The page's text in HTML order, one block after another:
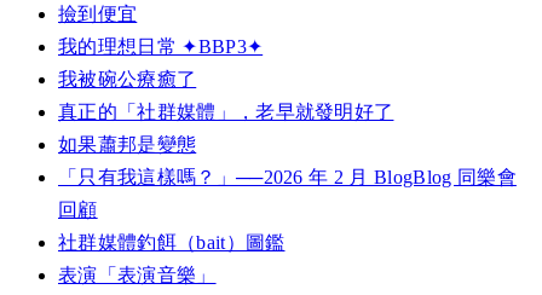
撿到便宜
我的理想日常 ✦BBP3✦
我被碗公療癒了
真正的「社群媒體」，老早就發明好了
如果蕭邦是變態
「只有我這樣嗎？」──2026 年 2 月 BlogBlog 同樂會
回顧
社群媒體釣餌（bait）圖鑑
表演「表演音樂」